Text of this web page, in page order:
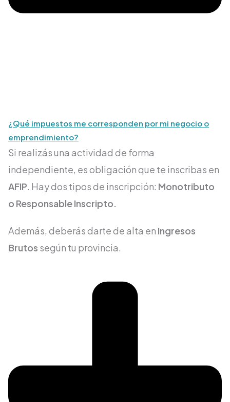
¿Qué impuestos me corresponden por mi negocio o
emprendimiento?
Si realizás una actividad de forma
independiente, es obligación que te inscribas en
AFIP. Hay dos tipos de inscripción: Monotributo
o Responsable Inscripto.
Además, deberás darte de alta en Ingresos
Brutos según tu provincia.